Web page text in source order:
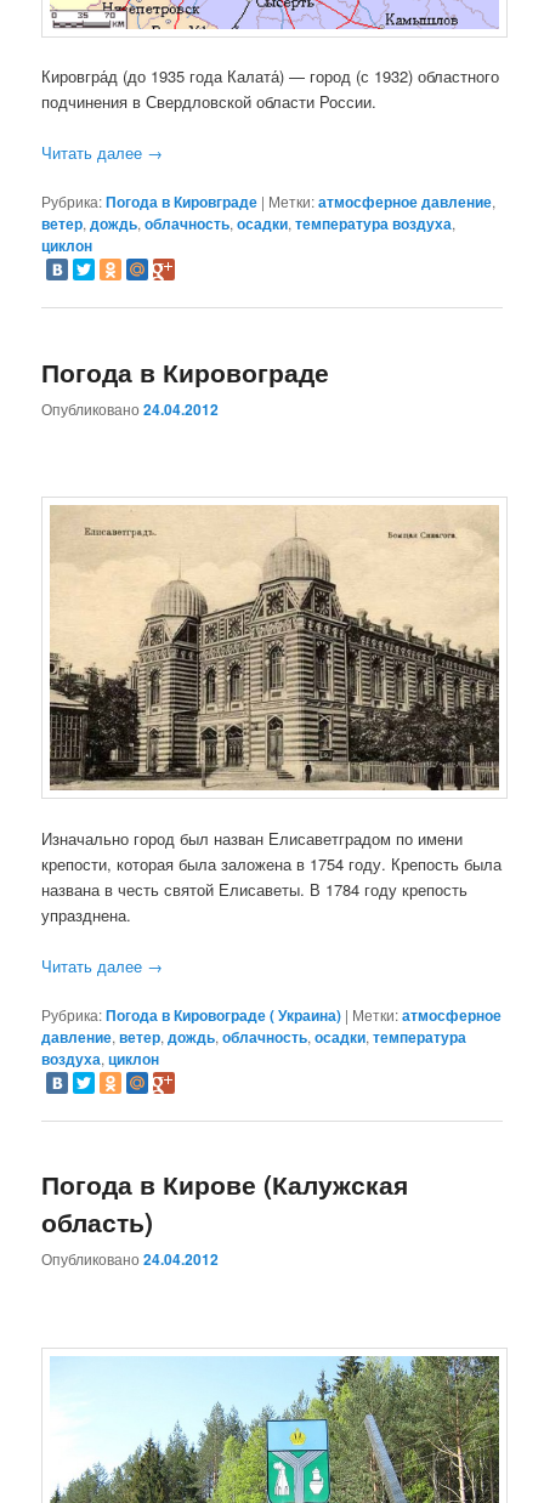
Кировгра́д (до 1935 года Калата́) — город (с 1932) областного
подчинения в Свердловской области России.
Читать далее →
Рубрика:Погода в Кировграде | Метки:атмосферное давление,
ветер,дождь,облачность,осадки,температура воздуха,
циклон
Погода в Кировограде
Опубликовано24.04.2012
Изначально город был назван Елисаветградом по имени
крепости, которая была заложена в 1754 году. Крепость была
названа в честь святой Елисаветы. В 1784 году крепость
упразднена.
Читать далее →
Рубрика:Погода в Кировограде ( Украина) | Метки:атмосферное
давление,ветер,дождь,облачность,осадки,температура
воздуха,циклон
Погода в Кирове (Калужская
область)
Опубликовано24.04.2012